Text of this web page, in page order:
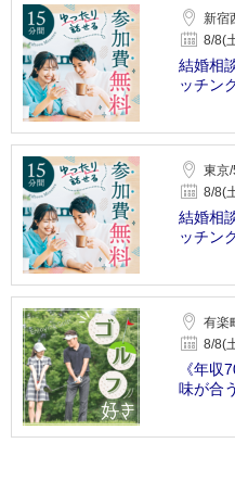
新宿
8/8(
結婚相
ッチン
東京
8/8(
結婚相
ッチン
有楽
8/8(
《年収
味が合